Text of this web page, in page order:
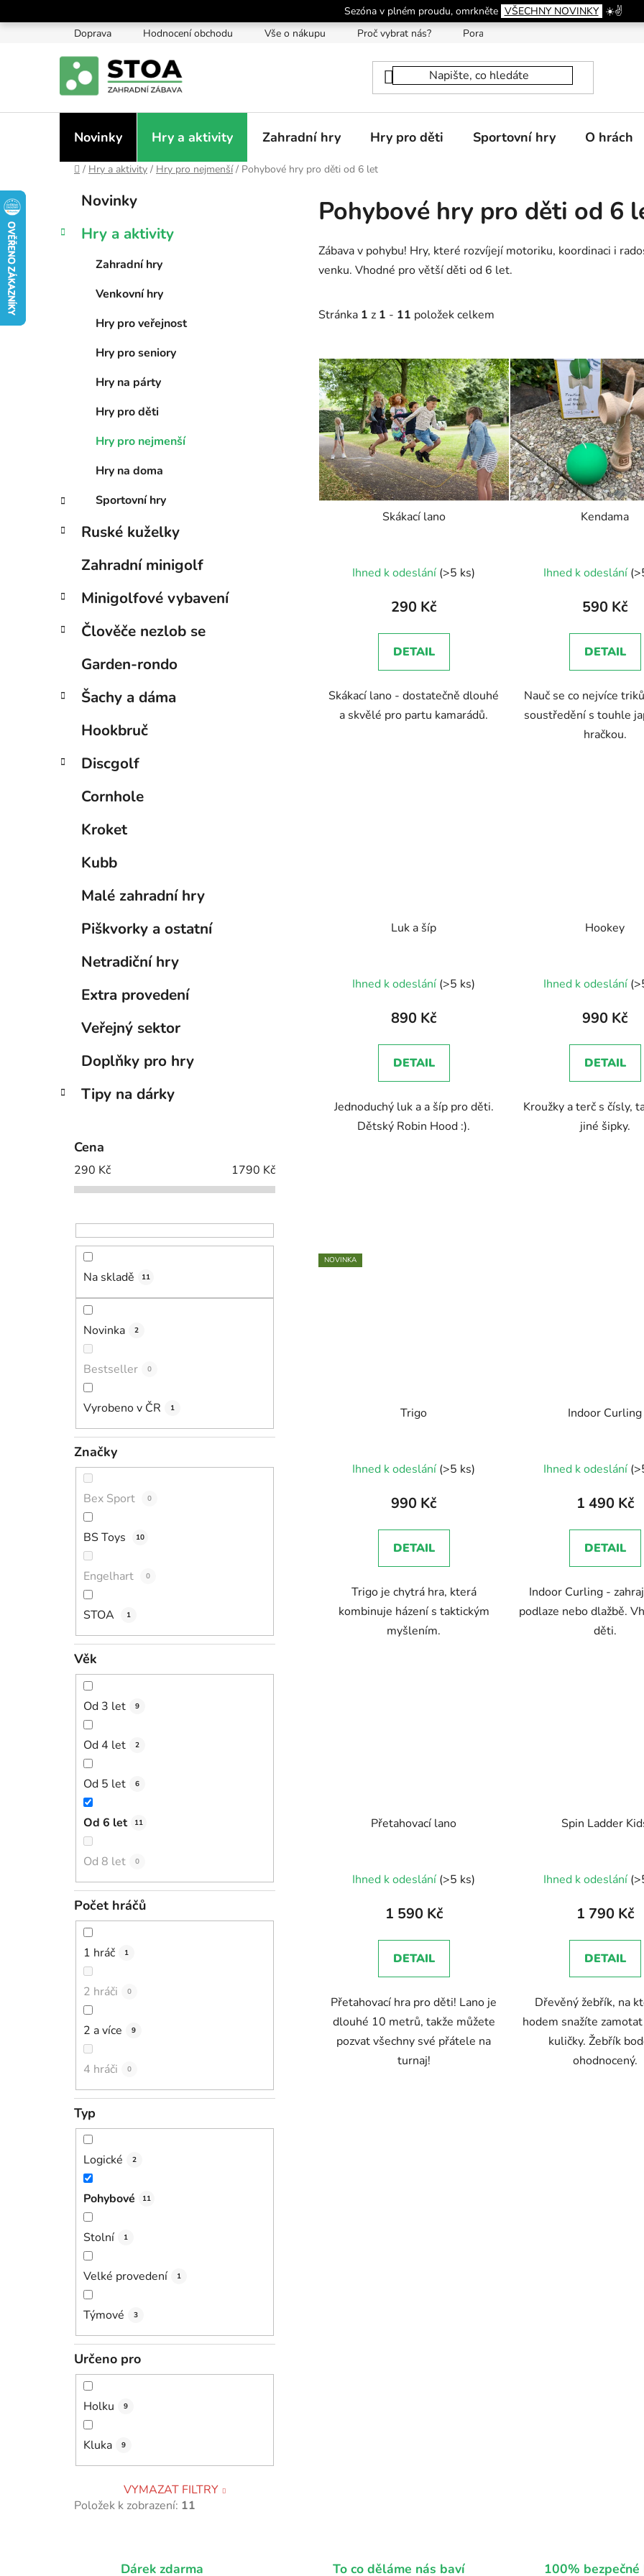
na
Sezóna v plném proudu, omrkněte VŠECHNY NOVINKY ☀️✌️
Doprava
Hodnocení obchodu Vše o nákupu Proč vybrat nás? Poradna
Novinky Hry a aktivity Zahradní hry Hry pro děti Sportovní hry O hrách
Domů
/ Hry a aktivity / Hry pro nejmenší / Pohybové hry pro děti od 6 let
s
Přeskočit
kategorie
e
Novinky
Hry a aktivity
Zahradní hry
Venkovní hry
Hry pro veřejnost
Hry pro seniory
Hry na párty
Hry pro děti
Hry pro nejmenší
Hry na doma
Sportovní hry
Ruské kuželky
Zahradní minigolf
Minigolfové vybavení
Člověče nezlob se
Garden-rondo
Šachy a dáma
Hookbruč
Discgolf
Cornhole
Kroket
Kubb
Malé zahradní hry
Piškvorky a ostatní
Netradiční hry
Extra provedení
Veřejný sektor
Doplňky pro hry
Tipy na dárky
Cena
290 Kč 1790 Kč
Na skladě 11
Novinka 2
Bestseller 0
Vyrobeno v ČR 1
Značky
Bex Sport 0
BS Toys 10
Engelhart 0
STOA 1
Věk
Od 3 let 9
Od 4 let 2
Od 5 let 6
Od 6 let 11
Od 8 let 0
Počet hráčů
1 hráč 1
2 hráči 0
2 a více 9
4 hráči 0
Typ
Logické 2
Pohybové 11
Stolní 1
Velké provedení 1
Týmové 3
Určeno pro
Holku 9
Kluka 9
VYMAZAT FILTRY
Položek k zobrazení: 11
Pohybové hry pro děti od 6
Zábava v pohybu! Hry, které rozvíjejí motoriku, koordinaci i
venku. Vhodné pro větší děti od 6 let.
Stránka 1 z 1 - 11 položek celkem
V
ý
p
i
s
p
r
o
d
Skákací lano
Ihned k odeslání (>5 ks)
290 Kč
DETAIL
Skákací lano - dostatečně dlouhé
a skvělé pro partu kamarádů.
Kendama
produktu
5,0
z
Ihned k odeslání
590 Kč
DETAIL
Nauč se co nejvíce
soustředění s touhle
hračkou.
Luk a šíp
Ihned k odeslání (>5 ks)
890 Kč
DETAIL
Jednoduchý luk a a šíp pro děti.
Dětský Robin Hood :).
Hookey
Ihned k odeslání
990 Kč
DETAIL
Kroužky a terč s čísly,
jiné šipky.
NOVINKA
Trigo
hodnocení
produktu
5,0
z
hvězdiček.
Ihned k odeslání (>5 ks)
990 Kč
DETAIL
Trigo je chytrá hra, která
kombinuje házení s taktickým
myšlením.
Indoor Curling
Ihned k odeslání
1 490 Kč
DETAIL
Indoor Curling -
podlaze nebo dlažbě.
děti.
Přetahovací lano
Ihned k odeslání (>5 ks)
1 590 Kč
DETAIL
Přetahovací hra pro děti! Lano je
dlouhé 10 metrů, takže můžete
pozvat všechny své přátele na
turnaj!
Spin Ladder
produktu
5,0
z
Ihned k odeslání
1 790 Kč
DETAIL
Dřevěný žebřík, na
hodem snažíte
kuličky. Žebřík
ohodnocený.
Dárek zdarma To co děláme nás baví 100% bezpečné